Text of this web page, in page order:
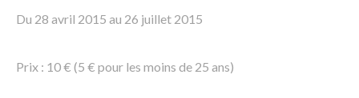
Du 28 avril 2015 au 26 juillet 2015
Prix : 10 € (5 € pour les moins de 25 ans)